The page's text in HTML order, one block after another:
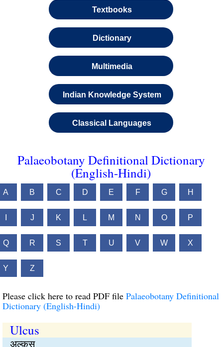
Textbooks
Dictionary
Multimedia
Indian Knowledge System
Classical Languages
Palaeobotany Definitional Dictionary
(English-Hindi)
A B C D E F G H
J K L M N O P
Q R S T U V W X
Y Z
Please click here to read PDF file Palaeobotany Definitional
Dictionary (English-Hindi)
Ulcus
अल्कस